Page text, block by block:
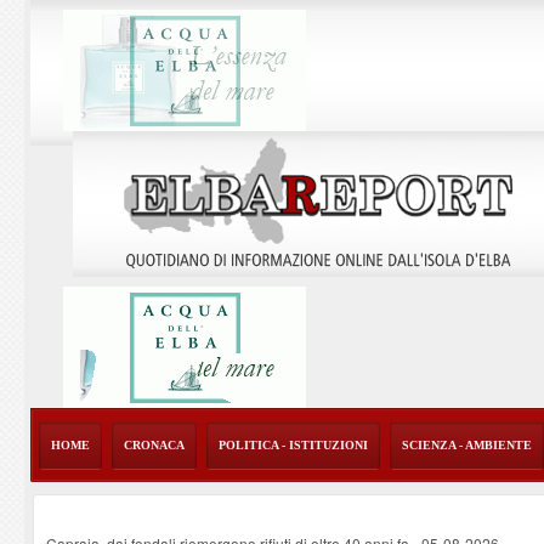
HOME CRONACA POLITICA - ISTITUZIONI SCIENZA - AMBIENTE